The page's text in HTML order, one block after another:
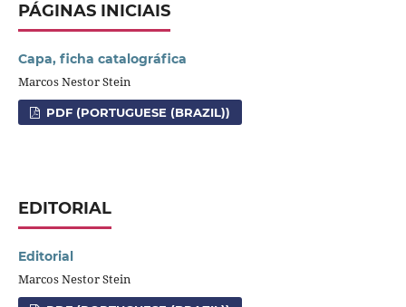
PÁGINAS INICIAIS
Capa, ficha catalográfica
Marcos Nestor Stein
PDF (PORTUGUESE (BRAZIL))
EDITORIAL
Editorial
Marcos Nestor Stein